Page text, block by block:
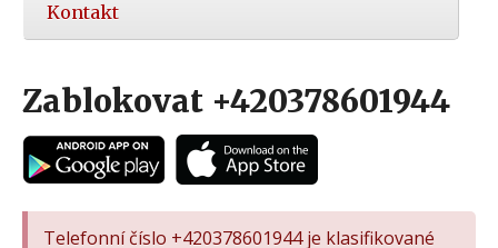
Kontakt
Zablokovat +420378601944
Telefonní číslo +420378601944 je klasifikované